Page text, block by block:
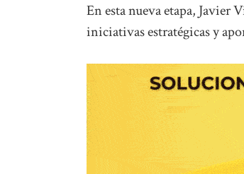
En esta nueva etapa,
iniciativas estratégicas y